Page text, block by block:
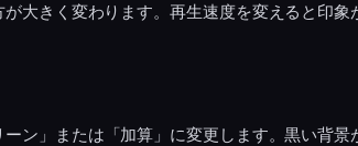
大きく変わります。再生速度を変えると印象
ーン」または「加算」に変更します。黒い背景